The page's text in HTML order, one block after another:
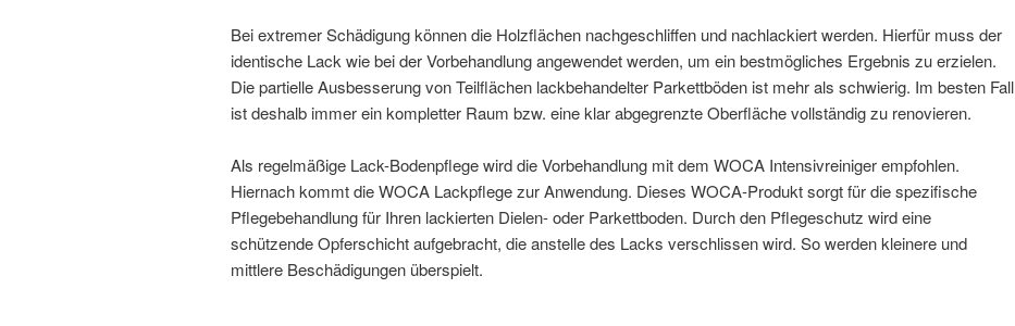
Bei extremer Schädigung können die Holzflächen nachgeschliffen und nachlackiert werden. Hierfür muss der
identische Lack wie bei der Vorbehandlung angewendet werden, um ein bestmögliches Ergebnis zu erzielen.
Die partielle Ausbesserung von Teilflächen lackbehandelter Parkettböden ist mehr als schwierig. Im besten Fall
ist deshalb immer ein kompletter Raum bzw. eine klar abgegrenzte Oberfläche vollständig zu renovieren.
Als regelmäßige Lack-Bodenpflege wird die Vorbehandlung mit dem WOCA Intensivreiniger empfohlen.
Hiernach kommt die WOCA Lackpflege zur Anwendung. Dieses WOCA-Produkt sorgt für die spezifische
Pflegebehandlung für Ihren lackierten Dielen- oder Parkettboden. Durch den Pflegeschutz wird eine
schützende Opferschicht aufgebracht, die anstelle des Lacks verschlissen wird. So werden kleinere und
mittlere Beschädigungen überspielt.